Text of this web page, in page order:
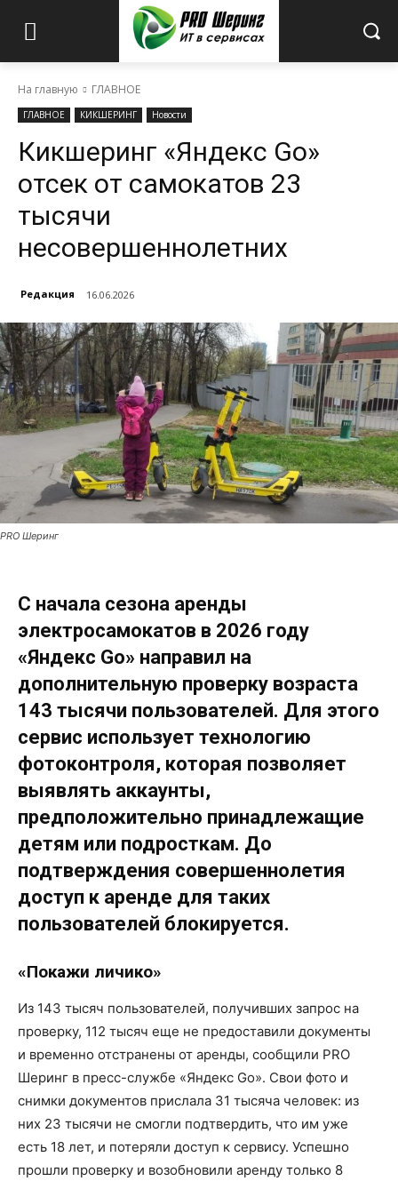
На главную ГЛАВНОЕ
ГЛАВНОЕ КИКШЕРИНГ Новости
Кикшеринг «Яндекс Go»
отсек от самокатов 23
тысячи
несовершеннолетних
Редакция 16.06.2026
PRO Шеринг
С начала сезона аренды
электросамокатов в 2026 году
«Яндекс Go» направил на
дополнительную проверку возраста
143 тысячи пользователей. Для этого
сервис использует технологию
фотоконтроля, которая позволяет
выявлять аккаунты,
предположительно принадлежащие
детям или подросткам. До
подтверждения совершеннолетия
доступ к аренде для таких
пользователей блокируется.
«Покажи личико»
Из 143 тысяч пользователей, получивших запрос на
проверку, 112 тысяч еще не предоставили документы
и временно отстранены от аренды, сообщили PRO
Шеринг в пресс-службе «Яндекс Go». Свои фото и
снимки документов прислала 31 тысяча человек: из
них 23 тысячи не смогли подтвердить, что им уже
есть 18 лет, и потеряли доступ к сервису. Успешно
прошли проверку и возобновили аренду только 8